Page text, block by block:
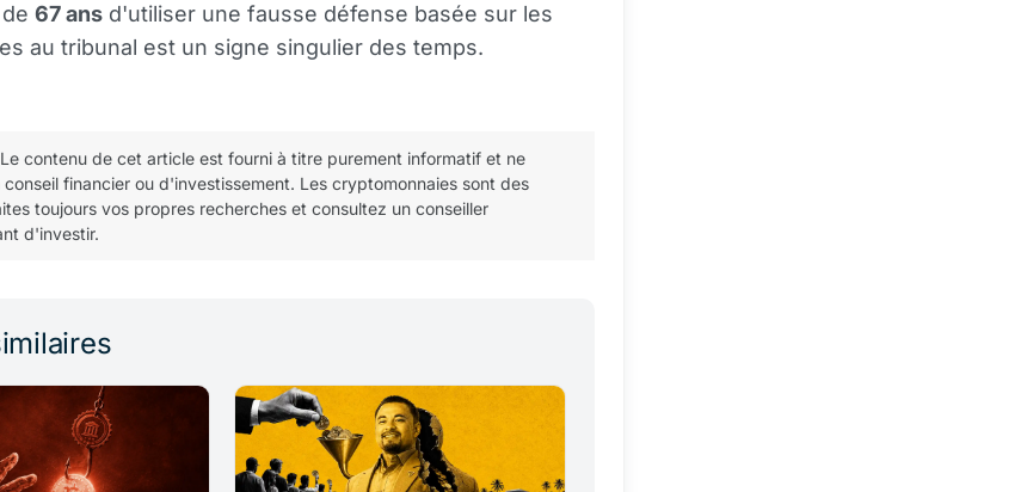
67 ans d'utiliser une fausse défense basée sur les
au tribunal est un signe singulier des temps.
Le contenu de cet article est fourni à titre purement informatif et ne
financier ou d'investissement. Les cryptomonnaies sont des
toujours vos propres recherches et consultez un conseiller
d'investir.